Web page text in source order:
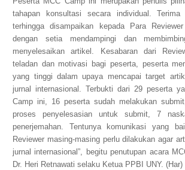
tahapan konsultasi secara individual.
terhingga disampaikan kepada Para
dengan setia mendampingi dan
menyelesaikan artikel. Kesabaran dari
R
teladan dan motivasi bagi peserta, peserta
yang tinggi dalam upaya mencapai target
jurnal internasional. Terbukti dari 29 peserta
Camp ini, 16 peserta sudah melakukansubmit
proses penyelesasian untuksubmit, 7
penerjemahan. Tentunya komunikasi yang
Reviewer masing-masing perlu dilakukan agar
jurnal internasional”, begitu penutupan acara
Dr. Heri Retnawati selaku Ketua PPBI UNY. (Har)